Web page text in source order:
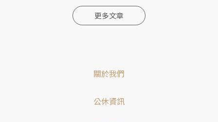
更多文章
關於我們
公休資訊